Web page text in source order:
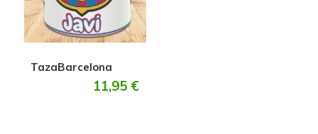
TazaBarcelona
11,95 €